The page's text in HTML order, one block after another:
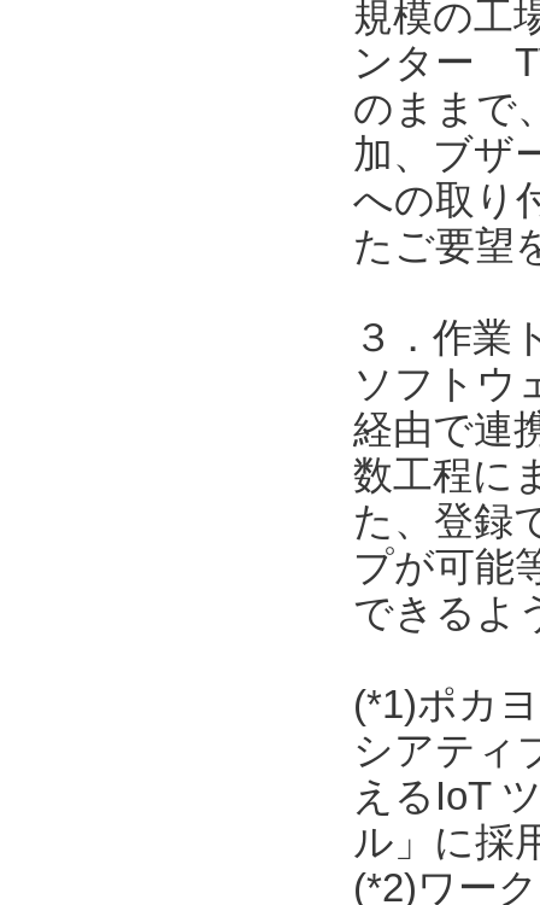
規模の工
ンター
のままで
加、ブザ
への取り
たご要望
３．作業
ソフトウ
経由で連
数工程に
た、登録
プが可能
できるよ
(*1)ポカ
シアティ
えるIoT
ル」に採
(*2)ワー